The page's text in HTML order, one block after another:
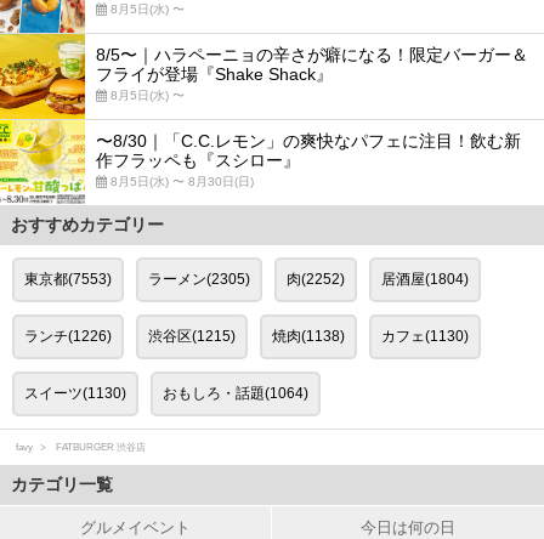
8月5日(水) 〜
8/5〜｜ハラペーニョの辛さが癖になる！限定バーガー＆
フライが登場『Shake Shack』
8月5日(水) 〜
〜8/30｜「C.C.レモン」の爽快なパフェに注目！飲む新
作フラッペも『スシロー』
8月5日(水) 〜 8月30日(日)
おすすめカテゴリー
東京都(7553) ラーメン(2305) 肉(2252) 居酒屋(1804)
ランチ(1226) 渋谷区(1215) 焼肉(1138) カフェ(1130)
スイーツ(1130) おもしろ・話題(1064)
favy FATBURGER 渋谷店
カテゴリ一覧
グルメイベント 今日は何の日